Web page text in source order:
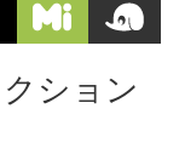
ション